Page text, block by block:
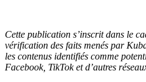
Cette publication s’inscrit dans le
vérification des faits menés par
les contenus identifiés comme
Facebook, TikTok et d’autres